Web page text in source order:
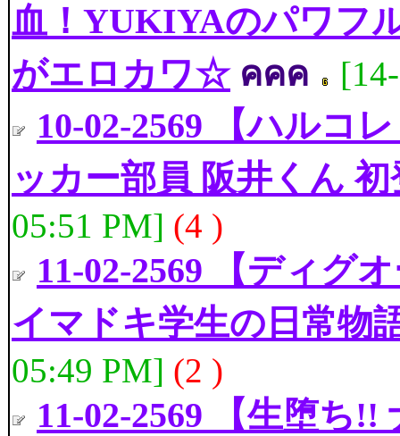
血！YUKIYAのパワフ
がエロカワ☆ คคค
10-02-2569 【ハルコ
ッカー部員 阪井くん
05:51 PM] (4 )
11-02-2569 【ディグ
イマドキ学生の日常物
05:49 PM] (2 )
11-02-2569 【生堕ち